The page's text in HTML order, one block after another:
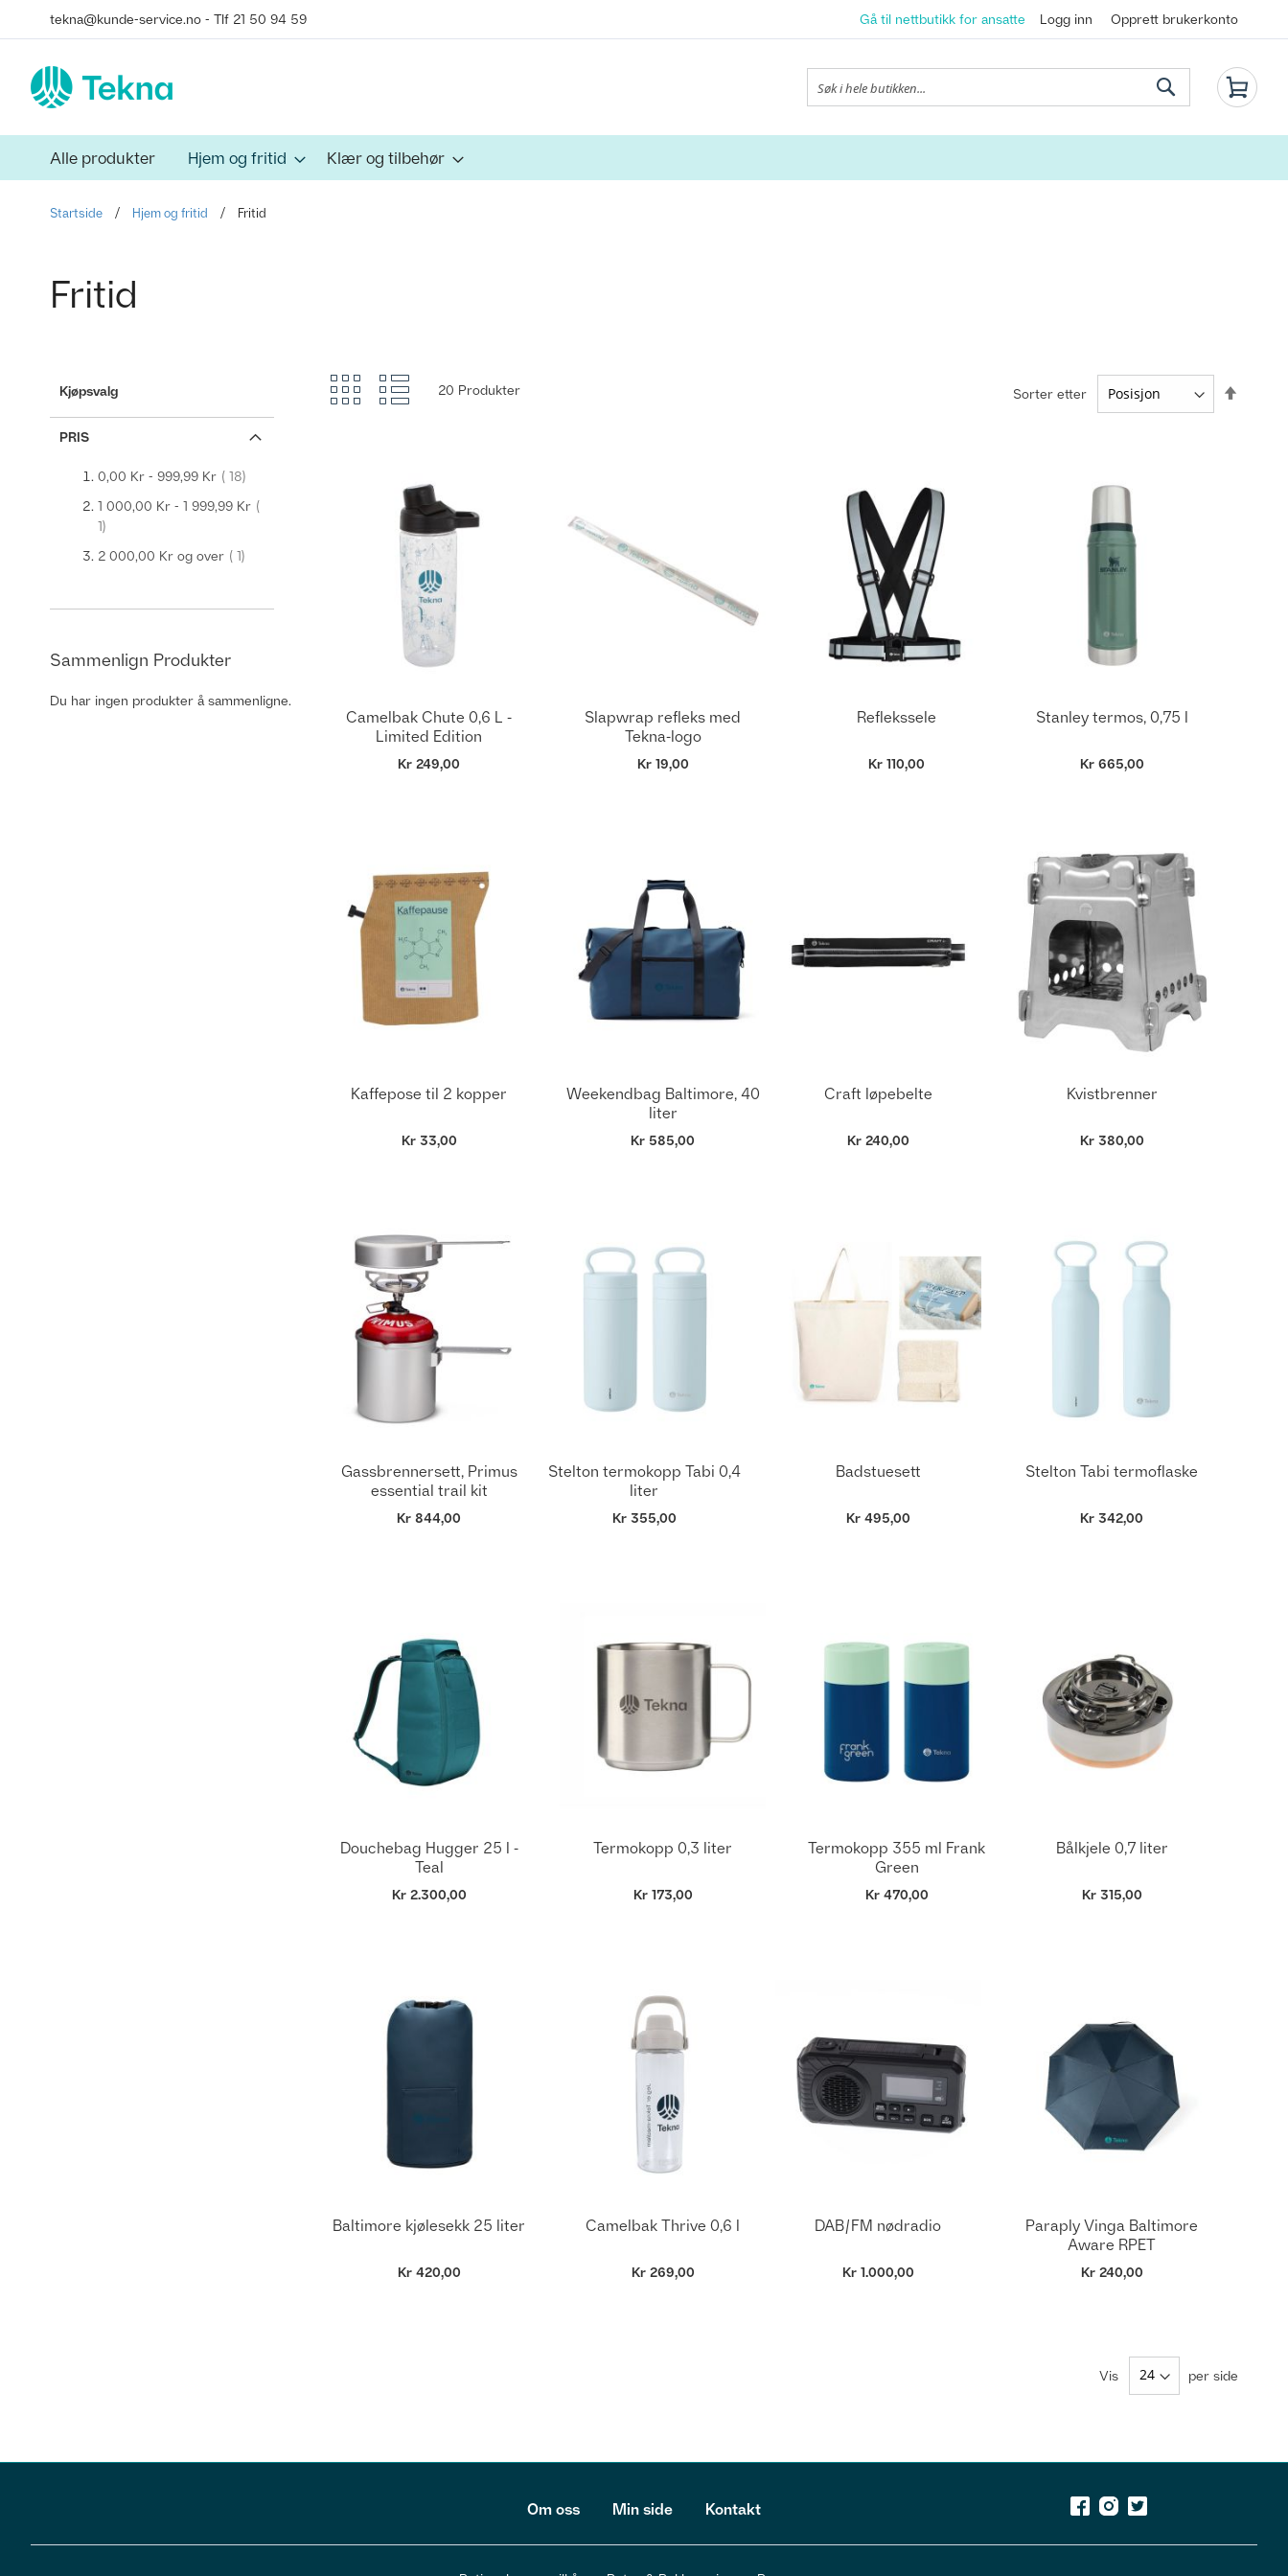
Skip
to
Gå til nettbutikk for ansatte Logg inn Opprett brukerkonto
Min
Søk
Søk
Alle produkter Hjem og fritid Klær og tilbehør
Startside Hjem og fritid Fritid
Fritid
View
as
Grid Liste
20 Produkter Sorter etter
Camelbak Chute 0,6 L -
Limited Edition
Kr 249,00
Slapwrap refleks med
Tekna-logo
Kr 19,00
Reflekssele
Kr 110,00
Stanley termos, 0,75 l
Kr 665,00
Kaffepose til 2 kopper
Kr 33,00
Weekendbag Baltimore, 40
liter
Kr 585,00
Craft løpebelte
Kr 240,00
Kvistbrenner
Kr 380,00
Gassbrennersett, Primus
essential trail kit
Kr 844,00
Stelton termokopp Tabi 0,4
liter
Kr 355,00
Badstuesett
Kr 495,00
Stelton Tabi termoflaske
Kr 342,00
Douchebag Hugger 25 l -
Teal
Kr 2.300,00
Termokopp 0,3 liter
Kr 173,00
Termokopp 355 ml Frank
Green
Kr 470,00
Bålkjele 0,7 liter
Kr 315,00
Baltimore kjølesekk 25 liter
Kr 420,00
Camelbak Thrive 0,6 l
Kr 269,00
DAB/FM nødradio
Kr 1.000,00
Paraply Vinga Baltimore
Aware RPET
Kr 240,00
Vis per side
Kjøpsvalg
PRIS
0,00 Kr - 999,99 Kr 18produkt
1 000,00 Kr - 1 999,99 Kr
1produkt
2 000,00 Kr og over 1produkt
Sammenlign Produkter
Du har ingen produkter å sammenligne.
Om oss Min side Kontakt